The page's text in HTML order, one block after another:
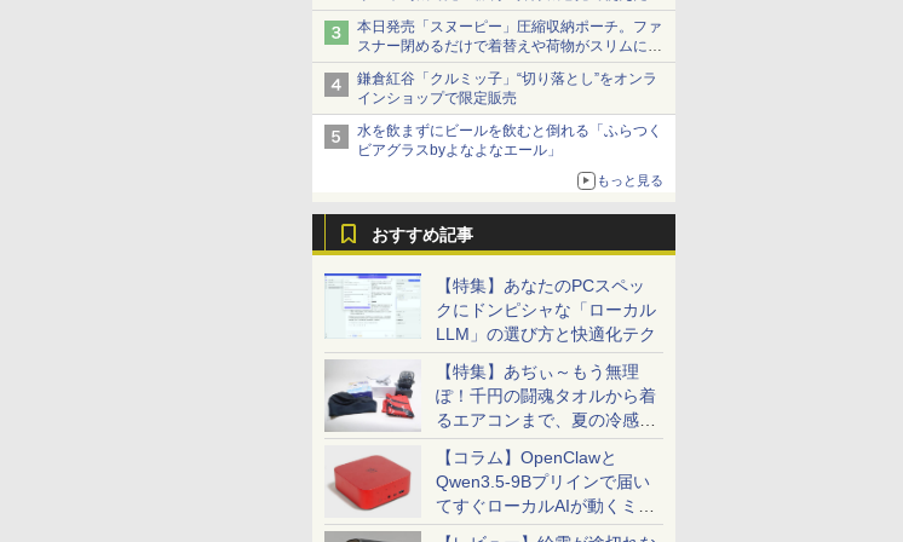
本日発売「スヌーピー」圧縮収納ポーチ。ファ
スナー閉めるだけで着替えや荷物がスリムにま
とまる
鎌倉紅谷「クルミッ子」“切り落とし”をオンラ
インショップで限定販売
水を飲まずにビールを飲むと倒れる「ふらつく
ビアグラスbyよなよなエール」
もっと見る
おすすめ記事
【特集】あなたのPCスペッ
クにドンピシャな「ローカル
LLM」の選び方と快適化テク
【特集】あぢぃ～もう無理
ぽ！千円の闘魂タオルから着
るエアコンまで、夏の冷感グ
ッズ一挙紹介
【コラム】OpenClawと
Qwen3.5-9Bプリインで届い
てすぐローカルAIが動くミニ
PC「SER9 Pro」